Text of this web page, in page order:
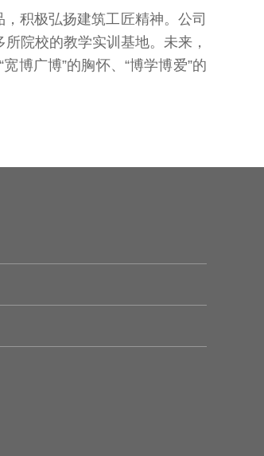
积极弘扬建筑工匠精神。公司
院校的教学实训基地。未来，
博广博”的胸怀、“博学博爱”的